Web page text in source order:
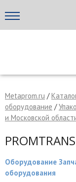
МЕТАПРОМ -
Написать
Metaprom.ru /
оборудование /
и Московской
Оборудование
оборудования